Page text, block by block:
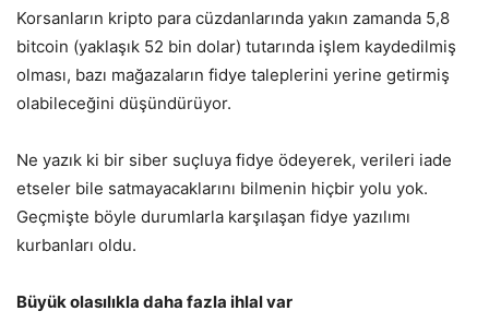
Korsanların kripto para cüzdanlarında yakın zamanda 5,8
bitcoin (yaklaşık 52 bin dolar) tutarında işlem kaydedilmiş
olması, bazı mağazaların fidye taleplerini yerine getirmiş
olabileceğini düşündürüyor.
Ne yazık ki bir siber suçluya fidye ödeyerek, verileri iade
etseler bile satmayacaklarını bilmenin hiçbir yolu yok.
Geçmişte böyle durumlarla karşılaşan fidye yazılımı
kurbanları oldu.
Büyük olasılıkla daha fazla ihlal var